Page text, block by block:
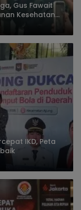
Gus Fawait
Kesehatan
IKD, Peta